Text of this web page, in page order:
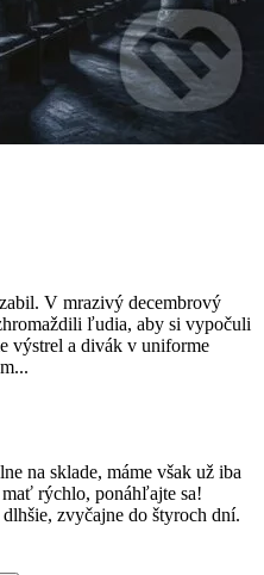
V mrazivý decembrový
ľudia, aby si vypočuli
výstrel a divák v uniforme
na sklade, máme však už iba
rýchlo, ponáhľajte sa!
zvyčajne do štyroch dní.